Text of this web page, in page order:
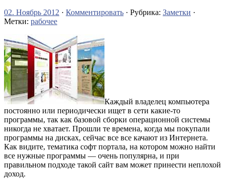
02. Ноябрь 2012 · Комментировать · Рубрика: Заметки ·
Метки: рабочее
Каждый владелец компьютера
постоянно или периодически ищет в сети какие-то
программы, так как базовой сборки операционной системы
никогда не хватает. Прошли те времена, когда мы покупали
программы на дисках, сейчас все все качают из Интернета.
Как видите, тематика софт портала, на котором можно найти
все нужные программы — очень популярна, и при
правильном подходе такой сайт вам может принести неплохой
доход.